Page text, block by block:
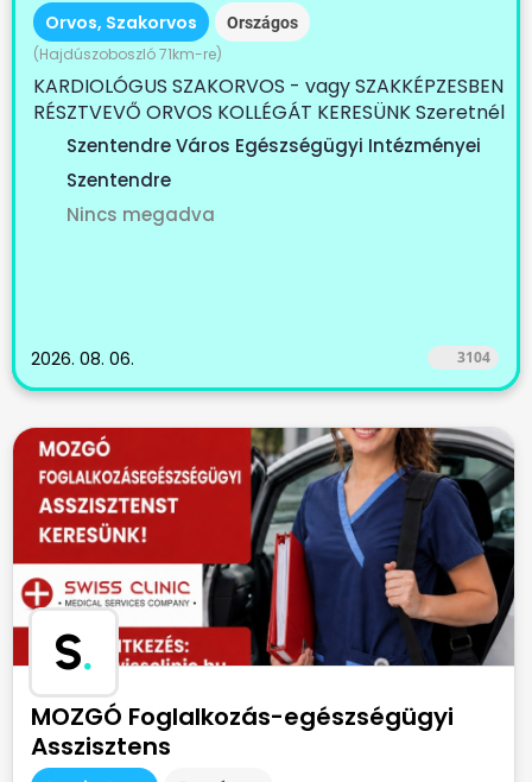
Orvos, Szakorvos Országos
(Hajdúszoboszló 71km-re)
KARDIOLÓGUS SZAKORVOS - vagy SZAKKÉPZESBEN
RÉSZTVEVŐ ORVOS KOLLÉGÁT KERESÜNK Szeretnél
egy...Szentendre Város Egészségügyi Intézményei
Szentendre
Nincs megadva
2026. 08. 06. 3104
S.
MOZGÓ Foglalkozás-egészségügyi
Asszisztens